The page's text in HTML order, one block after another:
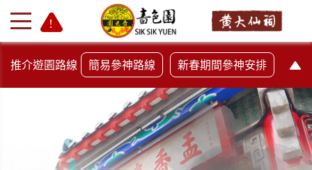
推介遊園路線 簡易參神路線 新春期間參神安排